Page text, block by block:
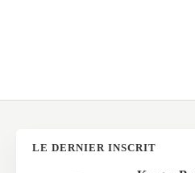
LE DERNIER INSCRIT